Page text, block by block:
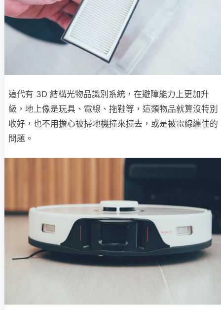
這代有 3D 結構光物品識別系統，在避障能力上更加升
級，地上像是玩具、電線、拖鞋等，這類物品就算沒特別
收好，也不用擔心被掃地機撞來撞去，或是被電線纏住的
問題。